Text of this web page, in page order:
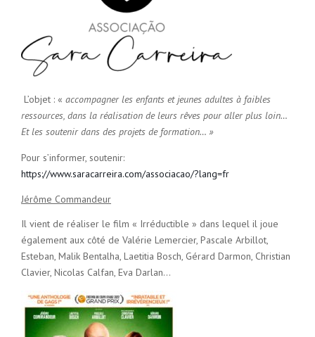
L’objet : « accompagner les enfants et jeunes adultes à faibles
ressources, dans la réalisation de leurs rêves pour aller plus loin…
Et les soutenir dans des projets de formation… »
Pour s’informer, soutenir:
https://www.saracarreira.com/associacao/?lang=fr
Jérôme Commandeur
Il vient de réaliser le film « Irréductible » dans lequel il joue
également aux côté de Valérie Lemercier, Pascale Arbillot,
Esteban, Malik Bentalha, Laetitia Bosch, Gérard Darmon, Christian
Clavier, Nicolas Calfan, Eva Darlan…